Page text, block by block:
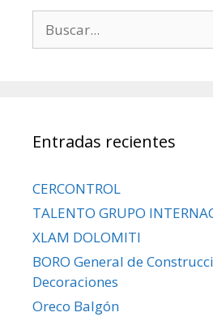
Entradas recientes
CERCONTROL
TALENTO GRUPO
XLAM DOLOMITI
BORO General de
Decoraciones
Oreco Balgón